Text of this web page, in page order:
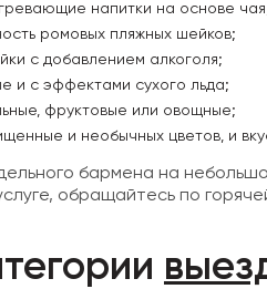
напитки на основе
ромовых пляжных шейков;
с добавлением алкоголя;
и с эффектами сухого льда;
фруктовые или овощные;
и необычных цветов, и
бармена на
обращайтесь по